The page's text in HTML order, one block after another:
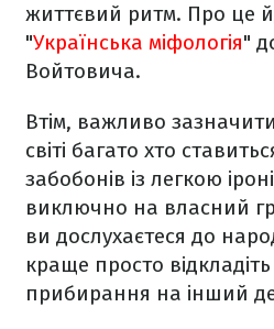
життєвий ритм. Про це
"Українська міфологія"
Войтовича.
Втім, важливо
світі багато хто
забобонів із легкою
виключно на власний
ви дослухаєтеся до
краще просто
прибирання на інший